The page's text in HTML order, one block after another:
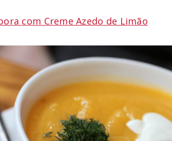
com Creme Azedo de Limão